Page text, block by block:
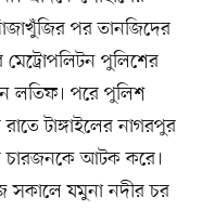
পর তানজিদের
মেট্রোপলিটন পুলিশের
লতিফ। পরে পুলিশ
টাঙ্গাইলের নাগরপুর
চারজনকে আটক করে।
সকালে যমুনা নদীর চর